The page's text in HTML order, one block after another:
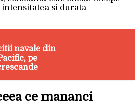
si durata
navale din
pe
ce mananci